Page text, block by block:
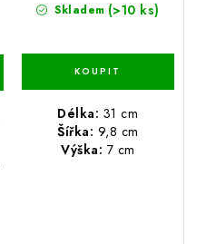
Skladem (>10 ks)
Délka: 31 cm
Šířka: 9,8 cm
Výška: 7 cm